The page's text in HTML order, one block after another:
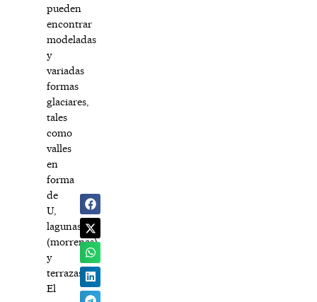
pueden
encontrar
modeladas
y
variadas
formas
glaciares,
tales
como
valles
en
forma
de
U,
lagunas
(morrenas)
y
terrazas.
El